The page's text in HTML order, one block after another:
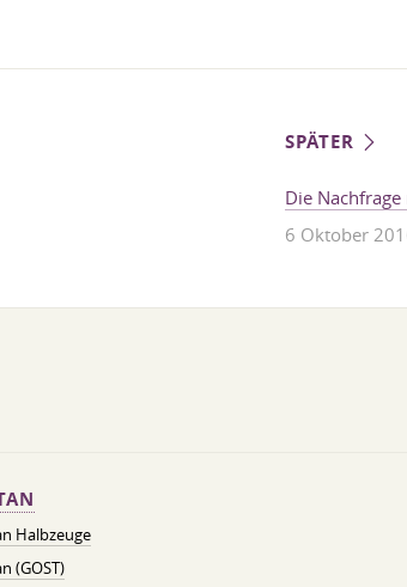
SPÄTER
Die
6 Oktober
Halbzeuge
(GOST)